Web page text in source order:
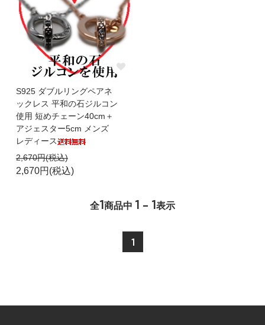
S925 ダブルリングペアネ
ックレス 平和の石ジルコン
使用 短めチェーン40cm＋
アジェスター5cm メンズ
レディース
2,670円(税込)
2,670円(税込)
全1商品中 1 - 1表示
1